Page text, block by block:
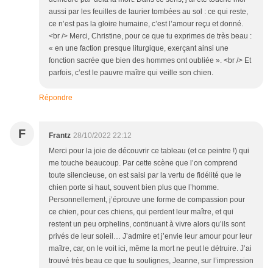
aussi par les feuilles de laurier tombées au sol : ce qui reste,
ce n’est pas la gloire humaine, c’est l’amour reçu et donné.
<br /> Merci, Christine, pour ce que tu exprimes de très beau :
« en une faction presque liturgique, exerçant ainsi une
fonction sacrée que bien des hommes ont oubliée ». <br /> Et
parfois, c’est le pauvre maître qui veille son chien.
Répondre
F Frantz 28/10/2022 22:12
Merci pour la joie de découvrir ce tableau (et ce peintre !) qui
me touche beaucoup. Par cette scène que l’on comprend
toute silencieuse, on est saisi par la vertu de fidélité que le
chien porte si haut, souvent bien plus que l’homme.
Personnellement, j’éprouve une forme de compassion pour
ce chien, pour ces chiens, qui perdent leur maître, et qui
restent un peu orphelins, continuant à vivre alors qu’ils sont
privés de leur soleil… J’admire et j’envie leur amour pour leur
maître, car, on le voit ici, même la mort ne peut le détruire. J’ai
trouvé très beau ce que tu soulignes, Jeanne, sur l’impression